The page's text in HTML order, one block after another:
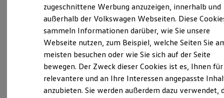
Der ID.4
Der ID.4 GTX
Der ID.5 GTX
Der ID.7 GTX
Der ID.7 Tourer
Der ID.7 GTX Tourer
Der ID. Buzz
Der neue ID. Cross
Elektrofahrzeugkonzepte
Verantwortlich für die Inhalte auf dieser Seite ist die Autohaus
Gebr. Schwarte GmbH & Co. KG (Impressum & Rechtliches)
zugeschnittene Werbung anzuzeigen, innerhalb und
außerhalb der Volkswagen Webseiten. Diese
sammeln Informationen darüber, wie Sie unsere
Webseite nutzen, zum Beispiel, welche Seiten Sie
meisten besuchen oder wie Sie sich auf der Seite
bewegen. Der Zweck dieser Cookies ist es, Ihnen für
relevantere und an Ihre Interessen angepasste
anzubieten. Sie werden außerdem dazu verwendet,